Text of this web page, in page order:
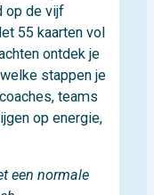
op de vijf
55 kaarten vol
ontdek je
stappen je
teams
op energie,
een normale